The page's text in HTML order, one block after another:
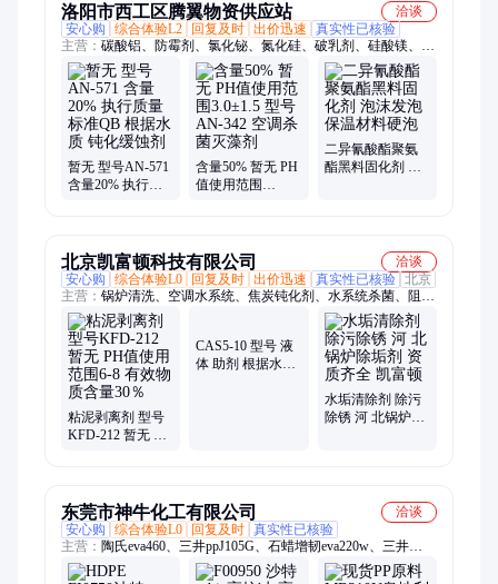
洛阳市西工区腾翼物资供应站
洽谈
安心购
综合体验L2 回复及时 出价迅速
真实性已核验
主营： 碳酸铝、防霉剂、氯化铋、氮化硅、破乳剂、硅酸镁、磷
酸铝、化学试剂、抗静电剂、乙酸乙酯、氢氧化镁、焦磷酸钠、
干燥通风、次磷酸镁、氯化氢乙醇、氯化氢甲醇、聚丙烯酸钾、
闪点提高剂、柴油降凝剂、硫代硫酸铵、聚丙烯酰胺、多聚磷酸
钠、25公斤纸板桶、硫代乙醇酸钠、高分子絮凝剂
暂无 型号AN-571
含量20% 执行质
含量50% 暂无 PH
值使用范围
二异氰酸酯聚氨
酯黑料固化剂 泡
北京凯富顿科技有限公司
洽谈
安心购
综合体验L0 回复及时 出价迅速 真实性已核验 北京
主营： 锅炉清洗、空调水系统、焦炭钝化剂、水系统杀菌、阻垢
分散剂、洗涤高温水、粉尘抑制剂、脱硫增效剂、在线清洗剂、
氧化除藻剂、杀菌灭藻剂、水系统管道、无二氧化氯、空调冷凝
器、金属表面油污、清除附着藻类、烟气湿法脱硫、高电导反渗
透、通风系统清洗、空调风机盘管、导热油炉清洗、玻璃鳞片胶
泥、烟气脱硫脱硝、锅炉除垢除锈、填料水垢清洗
粘泥剥离剂 型号
KFD-212 暂无 PH
CAS5-10 型号 液
体 助剂 根据水质
水垢清除剂 除污
除锈 河 北锅炉除
东莞市神牛化工有限公司
洽谈
安心购
综合体验L0 回复及时 真实性已核验
主营： 陶氏eva460、三井ppJ105G、石蜡增韧eva220w、三井
eva260、热熔级eva250、普瑞曼ppj105g